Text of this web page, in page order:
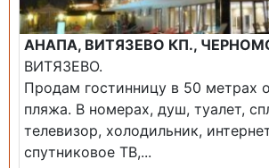
АНАПА, ВИТЯЗЕВО КП.,
ВИТЯЗЕВО.
Продам гостинницу в 50 метрах
пляжа. В номерах, душ, туалет,
телевизор, холодильник,
спутниковое ТВ,...